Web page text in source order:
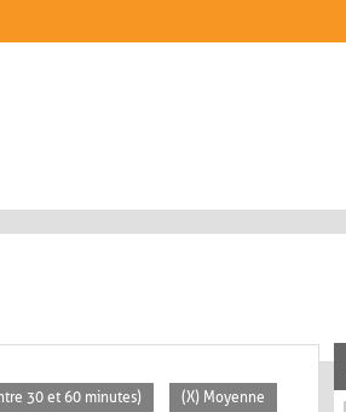
30 et 60 minutes) (X) Moyenne